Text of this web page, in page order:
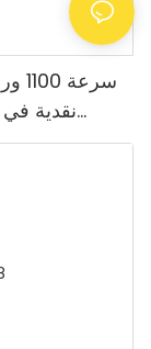
نقدية
المغناطيسية/